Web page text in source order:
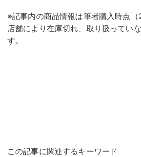
※記事内の商品情報は筆者購入時点（
店舗により在庫切れ、取り扱ってい
す。
この記事に関連するキーワード